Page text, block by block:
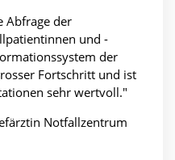
Abfrage der
und -
der
Fortschritt und ist
sehr wertvoll."
Notfallzentrum